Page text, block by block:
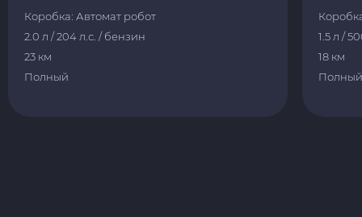
Коробка: Автомат робот
2.0 л / 204 л.с. / бензин
23 км
Полный
1.5 л /
18 км
Полный